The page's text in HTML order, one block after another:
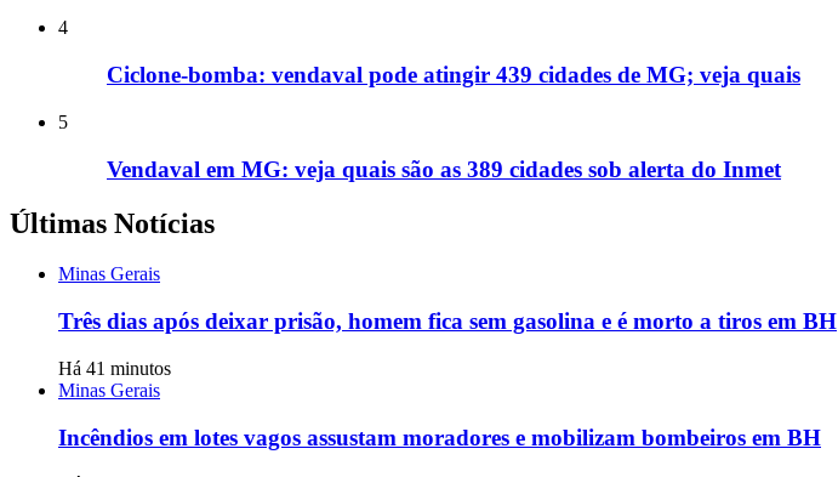
4
Ciclone-bomba: vendaval pode atingir 439 cidades de MG; veja quais
5
Vendaval em MG: veja quais são as 389 cidades sob alerta do Inmet
Últimas Notícias
Minas Gerais
Três dias após deixar prisão, homem fica sem gasolina e é morto a tiros em BH
Há 41 minutos
Minas Gerais
Incêndios em lotes vagos assustam moradores e mobilizam bombeiros em BH